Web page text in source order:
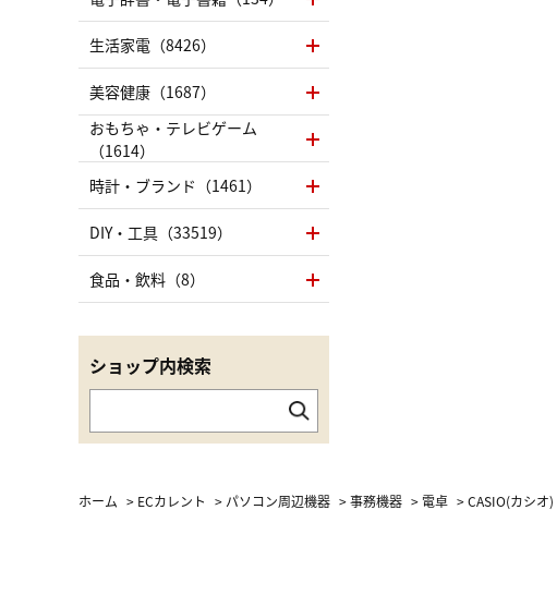
生活家電（8426）
美容健康（1687）
おもちゃ・テレビゲーム
（1614）
時計・ブランド（1461）
DIY・工具（33519）
食品・飲料（8）
ショップ内検索
ホーム > ECカレント > パソコン周辺機器 >事務機器 > 電卓 >CASIO(カシオ